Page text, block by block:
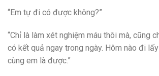
“Em tự đi có được không?”
“Chỉ là làm xét nghiệm máu thôi mà, cũng
có kết quả ngay trong ngày. Hôm nào đi
cùng em là được.”